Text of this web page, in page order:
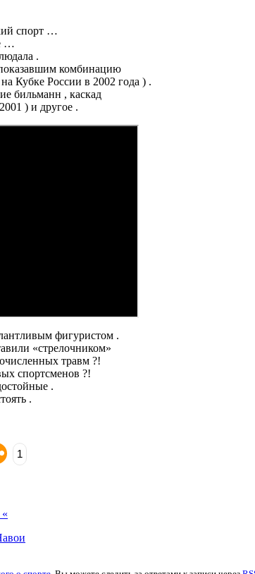
спорт …
…
.
комбинацию
Кубке России в 2002 года ) .
бильманн , каскад
) и другое .
фигуристом .
«стрелочником»
травм ?!
спортсменов ?!
.
.
1